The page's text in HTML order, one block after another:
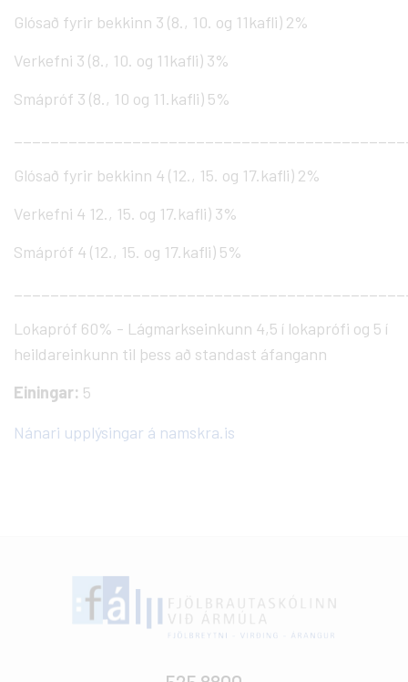
Glósað fyrir bekkinn 3 (8., 10. og 11kafli) 2%
Verkefni 3 (8., 10. og 11kafli) 3%
Smápróf 3 (8., 10 og 11.kafli) 5%
Glósað fyrir bekkinn 4 (12., 15. og 17.kafli) 2%
Verkefni 4 12., 15. og 17.kafli) 3%
Smápróf 4 (12., 15. og 17.kafli) 5%
Lokapróf 60% - Lágmarkseinkunn 4,5 í lokaprófi og 5 í
heildareinkunn til þess að standast áfangann
Einingar: 5
Nánari upplýsingar á namskra.is